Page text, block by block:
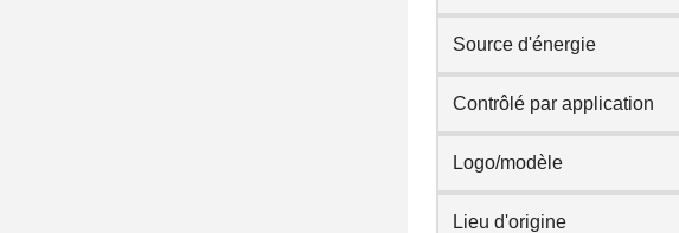
Source d'énergie
Contrôlé par application
Logo/modèle
Lieu d'origine